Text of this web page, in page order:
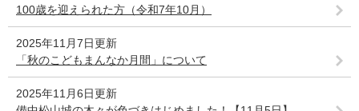
100歳を迎えられた方（令和7年10月）
2025年11月7日更新
「秋のこどもまんなか月間」について
2025年11月6日更新